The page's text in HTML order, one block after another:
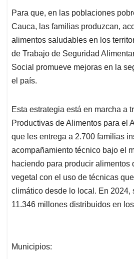
Para que, en las poblaciones
Cauca, las familias produzcan,
alimentos saludables en los
de Trabajo de Seguridad
Social promueve mejoras en la
el país.
Esta estrategia está en marcha a
Productivas de Alimentos para el
que les entrega a 2.700 familias
acompañamiento técnico bajo el
haciendo para producir alimentos
vegetal con el uso de técnicas
climático desde lo local. En 2024,
11.346 millones distribuidos en
Municipios: